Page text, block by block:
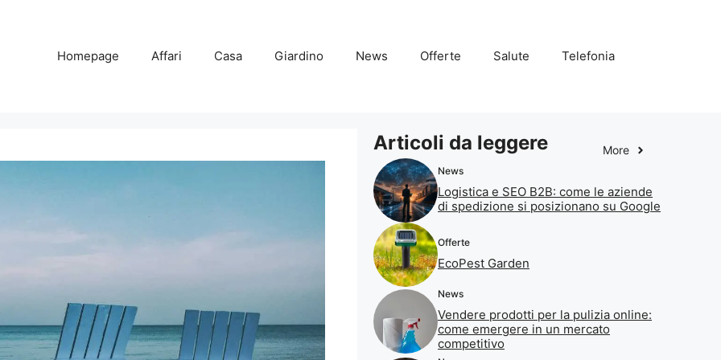
Homepage Affari Casa Giardino News Offerte Salute Telefonia
Articoli da leggere More
News
Logistica e SEO B2B: come le aziende
di spedizione si posizionano su Google
Offerte
EcoPest Garden
News
Vendere prodotti per la pulizia online:
come emergere in un mercato
competitivo